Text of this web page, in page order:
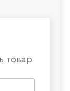
товар